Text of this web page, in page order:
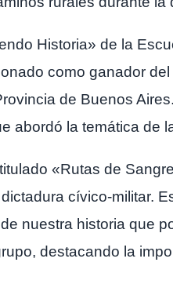
Historia» de la
como ganador
de Buenos
abordó la temática de
«Rutas de
cívico-militar.
nuestra historia que
destacando la